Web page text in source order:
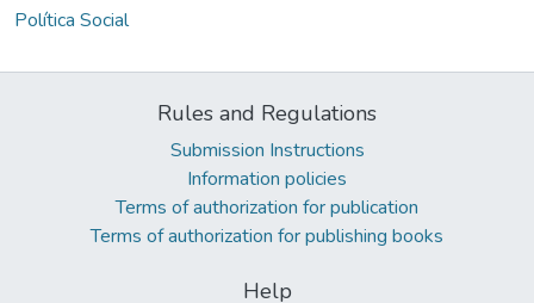
Política Social
Rules and Regulations
Submission Instructions
Information policies
Terms of authorization for publication
Terms of authorization for publishing books
Help